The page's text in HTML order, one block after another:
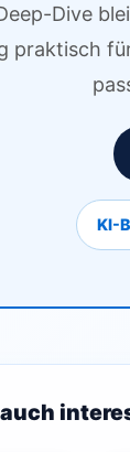
Dive
praktisch
KI-